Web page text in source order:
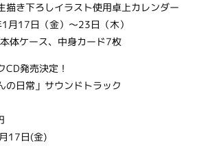
描き下ろしイラスト使用卓上カレンダー
月17日（金）～23日（木）
体ケース、中身カード7枚
発売決定！
日常」サウンドトラック
17日(金)